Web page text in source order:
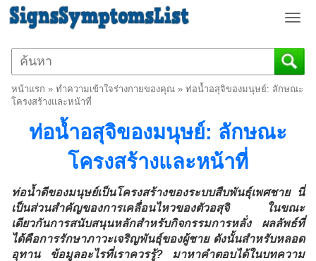
T
g
g
t
i
o
n
หน้าแรก » ทำความเข้าใจร่างกายของคุณ » ท่อน้ำอสุจิของมนุษย์: ลักษณะ
โครงสร้างและหน้าที่
ท่อน้ำอสุจิของมนุษย์: ลักษณะ
โครงสร้างและหน้าที่
ท่อน้ำดีของมนุษย์เป็นโครงสร้างของระบบสืบพันธุ์เพศชาย นี่
เป็นส่วนสำคัญของการเคลื่อนไหวของตัวอสุจิ ในขณะ
เดียวกันการสนับสนุนหลักสำหรับกิจกรรมการหลั่ง ผลลัพธ์ที่
ได้คือการรักษาภาวะเจริญพันธุ์ของผู้ชาย ดังนั้นสำหรับหลอด
อุทาน ข้อมูลอะไรที่เราควรรู้? มาหาคำตอบได้ในบทความ